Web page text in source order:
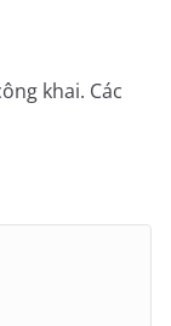
khai. Các